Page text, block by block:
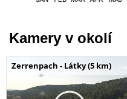
Kamery v okolí
Zerrenpach - Látky (5 km)